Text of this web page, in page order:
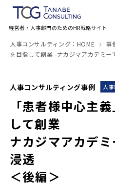
経営者・人事部門のためのHR戦略サイト
人事コンサルティング：HOME 事
を目指して創業 -ナカジマアカデミー
人事コンサルティング事例 人
「患者様中心主
して創業
ナカジマアカデ
浸透
＜後編＞